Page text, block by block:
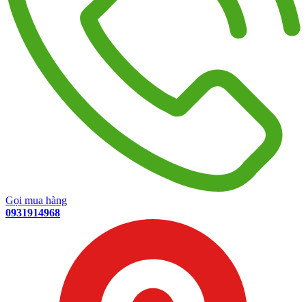
Gọi mua hàng
0931914968